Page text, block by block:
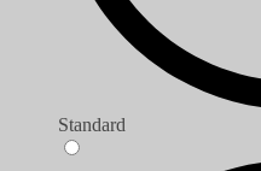
Standard